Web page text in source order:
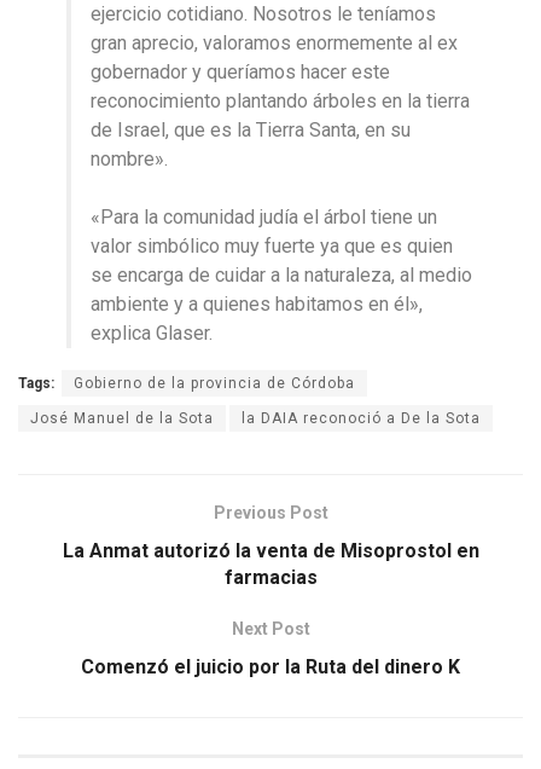
ejercicio cotidiano. Nosotros le teníamos
gran aprecio, valoramos enormemente al ex
gobernador y queríamos hacer este
reconocimiento plantando árboles en la tierra
de Israel, que es la Tierra Santa, en su
nombre».
«Para la comunidad judía el árbol tiene un
valor simbólico muy fuerte ya que es quien
se encarga de cuidar a la naturaleza, al medio
ambiente y a quienes habitamos en él»,
explica Glaser.
Tags: Gobierno de la provincia de Córdoba
José Manuel de la Sota la DAIA reconoció a De la Sota
Previous Post
La Anmat autorizó la venta de Misoprostol en
farmacias
Next Post
Comenzó el juicio por la Ruta del dinero K